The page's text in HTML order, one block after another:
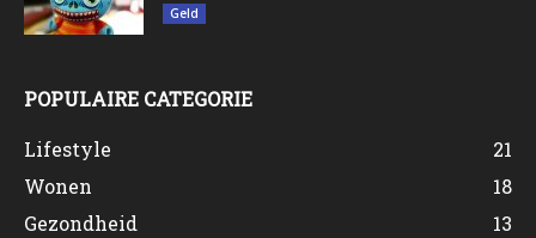
Geld
POPULAIRE CATEGORIE
Lifestyle
21
Wonen
18
Gezondheid
13